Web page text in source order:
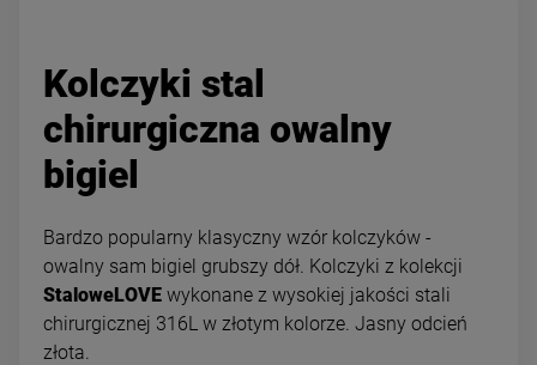
Kolczyki stal
chirurgiczna owalny
bigiel
Bardzo popularny klasyczny wzór kolczyków -
owalny sam bigiel grubszy dół. Kolczyki z kolekcji
StaloweLOVE wykonane z wysokiej jakości stali
chirurgicznej 316L w złotym kolorze. Jasny odcień
złota.